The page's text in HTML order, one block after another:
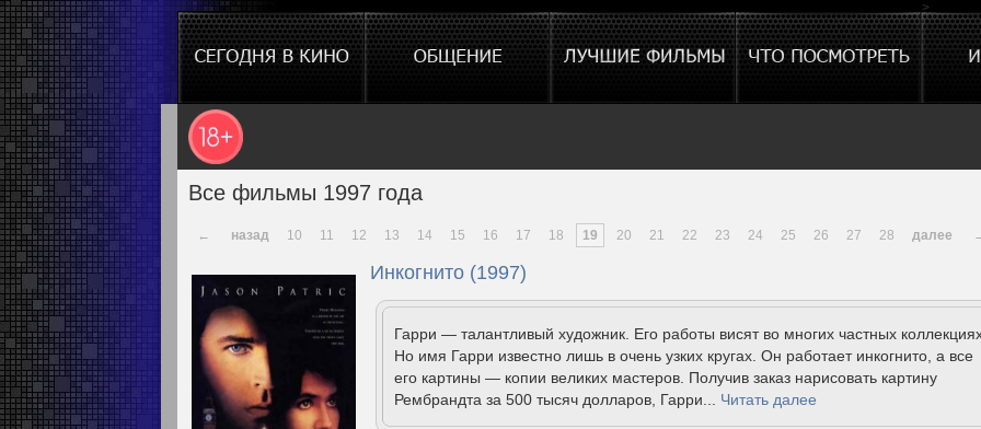
>
Все фильмы 1997 года
← назад 10 11 12 13 14 15 16 17 18 19 20 21 22 23 24 25 26 27 28 далее
Инкогнито (1997)
Гарри — талантливый художник. Его работы висят во многих частных
Но имя Гарри известно лишь в очень узких кругах. Он работает инкогнито, а все
его картины — копии великих мастеров. Получив заказ нарисовать картину
Рембрандта за 500 тысяч долларов, Гарри... Читать далее